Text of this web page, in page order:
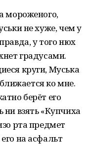
мороженого,
не хуже, чем у
у того нюх
градусами.
круги, Муська
ко мне.
берёт его
взять «Купчиха
рта предмет
на асфальт